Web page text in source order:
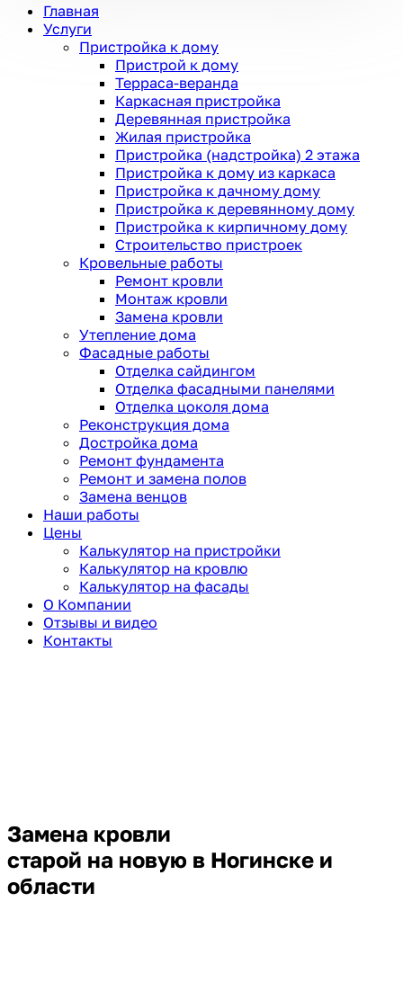
Главная
Услуги
Пристройка к дому
Пристрой к дому
Терраса-веранда
Каркасная пристройка
Деревянная пристройка
Жилая пристройка
Пристройка (надстройка) 2 этажа
Пристройка к дому из каркаса
Пристройка к дачному дому
Пристройка к деревянному дому
Пристройка к кирпичному дому
Строительство пристроек
Кровельные работы
Ремонт кровли
Монтаж кровли
Замена кровли
Утепление дома
Фасадные работы
Отделка сайдингом
Отделка фасадными панелями
Отделка цоколя дома
Реконструкция дома
Достройка дома
Ремонт фундамента
Ремонт и замена полов
Замена венцов
Наши работы
Цены
Калькулятор на пристройки
Калькулятор на кровлю
Калькулятор на фасады
О Компании
Отзывы и видео
Контакты
Замена кровли
старой на новую в Ногинске и
области